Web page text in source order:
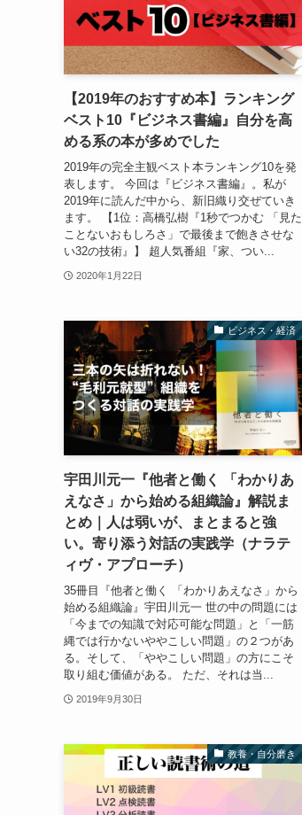
【2019年のおすすめ本】ランキング
ベスト10『ビジネス書編』自分を高
める系の本が多めでした
2019年の完全主観ベスト本ランキング10を発
表します。 今回は『ビジネス書編』。私が
2019年に読んだ中から、新旧織り交ぜていき
ます。 【1位：高橋弘樹『1秒でつかむ 「見た
ことないおもしろさ」で最後まで飽きさせな
い32の技術』】 超人気番組『家、つい...
2020年1月22日
ビジネス・経済
宇田川元一『他者と働く 「わかりあ
えなさ」から始める組織論』解説ま
とめ｜人は弱いが、まとまると強
い。寄り添う対話の実践学（ナラテ
ィヴ・アプローチ）
35冊目『他者と働く 「わかりあえなさ」から
始める組織論』宇田川元一 世の中の問題には
「今までの知識で対応可能な問題」と「一筋
縄では行かないややこしい問題」の２つがあ
る。そして、「ややこしい問題」の方にこそ
取り組む価値がある。 ただ、それは当...
2019年9月30日
教養・自分磨き